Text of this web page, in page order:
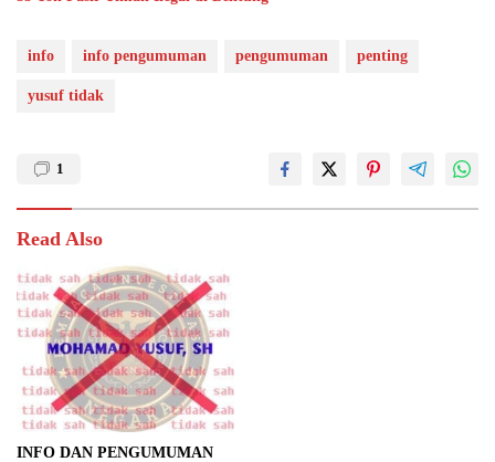
info info pengumuman pengumuman penting
yusuf tidak
1
Read Also
INFO DAN PENGUMUMAN